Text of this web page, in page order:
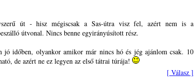
út - hisz mégiscsak a Sas-útra visz fel, azért nem is a
útvonal. Nincs benne egyirányúsított rész.
jó időben, olyankor amikor már nincs hó és jég ajánlom csak. 10
de azért ne ez legyen az első tátrai túrája!
[ Válasz ]